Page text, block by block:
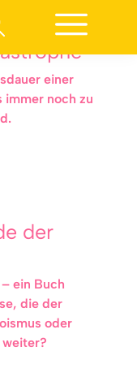
einer
noch zu
der
ein Buch
die der
oder